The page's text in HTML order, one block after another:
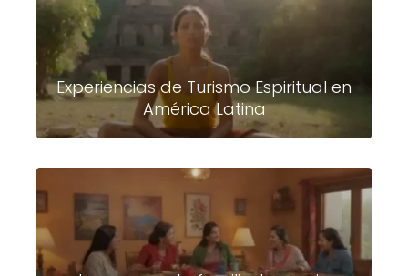
Experiencias de Turismo Espiritual en
América Latina